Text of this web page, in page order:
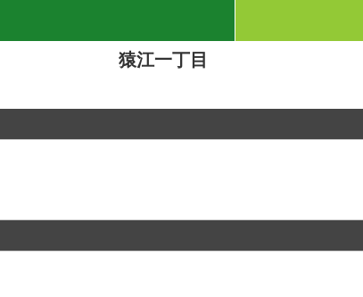
猿江一丁目